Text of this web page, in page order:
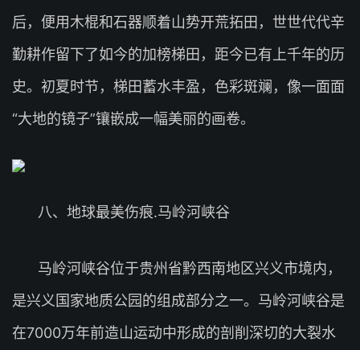
后，便用木棍和石器顺着山势开荒拓田，世世代代辛
勤耕作留下了如今的加榜梯田，距今已有上千年的历
史。初夏时节，梯田蓄水丰盈，色彩斑斓，像一面面
“大地的镜子”镶嵌成一幅美丽的画卷。
八、地球最美伤痕.马岭河峡谷
马岭河峡谷位于贵州省黔西南地区兴义市境内，
是兴义国家地质公园的组成部分之一。马岭河峡谷是
在7000万年前造山运动中形成的剖削深切的大裂水